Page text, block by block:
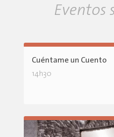
Eventos
Cuéntame un Cuento
14h30